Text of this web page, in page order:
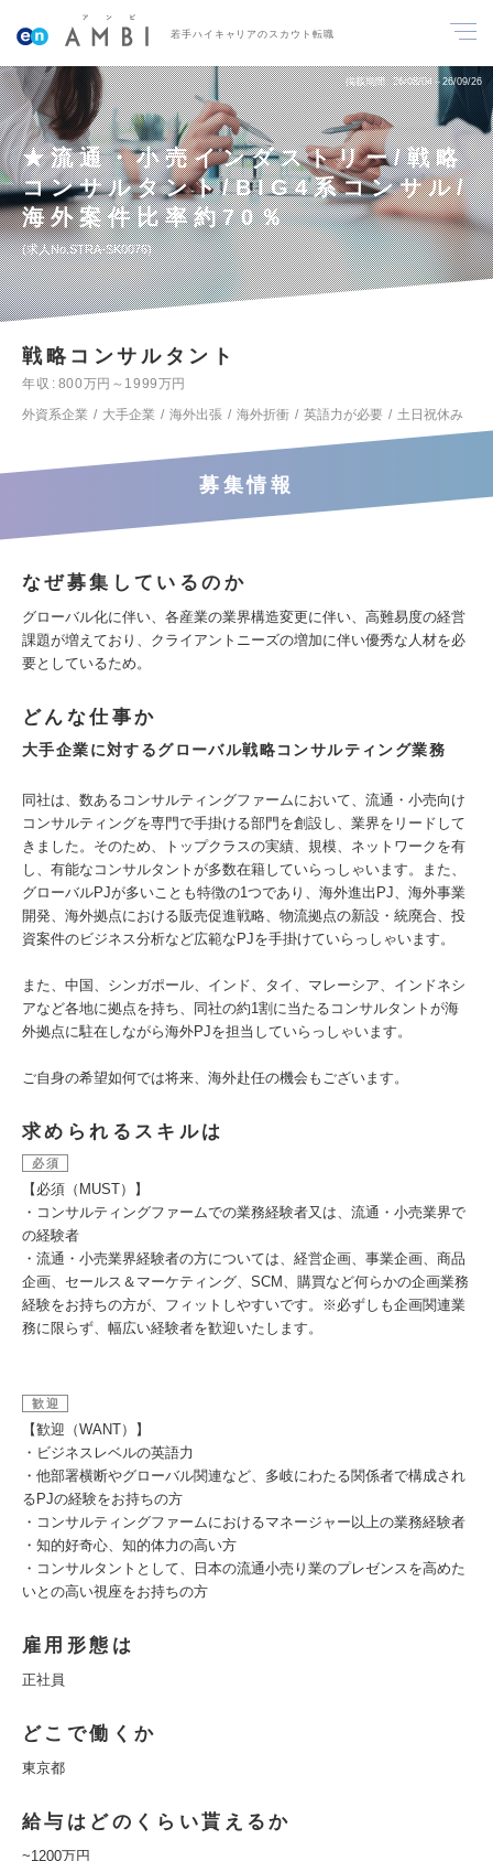
若手ハイキャリアのスカウト転職
掲載期間 26/08/04～26/09/26
★流通・小売インダストリー/戦略
コンサルタント/BIG4系コンサル/
海外案件比率約70％
求人No.STRA-SK0076
戦略コンサルタント
年収
800万円～1999万円
外資系企業
大手企業 海外出張 海外折衝 英語力が必要 土日祝休み
募集情報
なぜ募集しているのか
グローバル化に伴い、各産業の業界構造変更に伴い、高難易度の経営
課題が増えており、クライアントニーズの増加に伴い優秀な人材を必
要としているため。
どんな仕事か
大手企業に対するグローバル戦略コンサルティング業務
同社は、数あるコンサルティングファームにおいて、流通・小売向け
コンサルティングを専門で手掛ける部門を創設し、業界をリードして
きました。そのため、トップクラスの実績、規模、ネットワークを有
し、有能なコンサルタントが多数在籍していらっしゃいます。また、
グローバルPJが多いことも特徴の1つであり、海外進出PJ、海外事業
開発、海外拠点における販売促進戦略、物流拠点の新設・統廃合、投
資案件のビジネス分析など広範なPJを手掛けていらっしゃいます。
また、中国、シンガポール、インド、タイ、マレーシア、インドネシ
アなど各地に拠点を持ち、同社の約1割に当たるコンサルタントが海
外拠点に駐在しながら海外PJを担当していらっしゃいます。
ご自身の希望如何では将来、海外赴任の機会もございます。
求められるスキルは
必須
【必須（MUST）】
・コンサルティングファームでの業務経験者又は、流通・小売業界で
の経験者
・流通・小売業界経験者の方については、経営企画、事業企画、商品
企画、セールス＆マーケティング、SCM、購買など何らかの企画業務
経験をお持ちの方が、フィットしやすいです。※必ずしも企画関連業
務に限らず、幅広い経験者を歓迎いたします。
歓迎
【歓迎（WANT）】
・ビジネスレベルの英語力
・他部署横断やグローバル関連など、多岐にわたる関係者で構成され
るPJの経験をお持ちの方
・コンサルティングファームにおけるマネージャー以上の業務経験者
・知的好奇心、知的体力の高い方
・コンサルタントとして、日本の流通小売り業のプレゼンスを高めた
いとの高い視座をお持ちの方
雇用形態は
正社員
どこで働くか
東京都
給与はどのくらい貰えるか
~1200万円